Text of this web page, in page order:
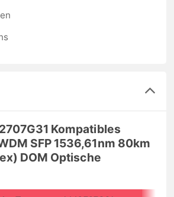
Kompatibles
SFP 1536,61nm 80km
DOM Optische